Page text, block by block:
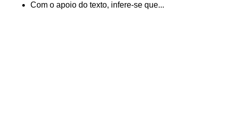
Com o apoio do texto, infere-se que...